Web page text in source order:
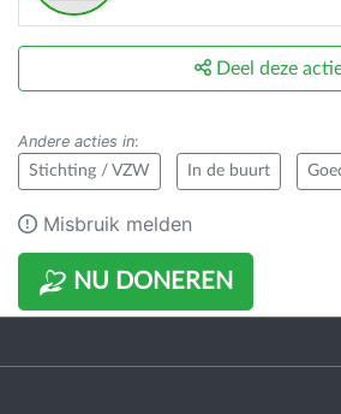
NU DONEREN
Deel deze
Andere acties in:
Stichting / VZW In de buurt
Misbruik melden